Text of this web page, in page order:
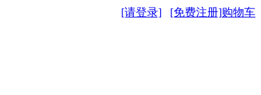
[请登录] [免费注册]购物车